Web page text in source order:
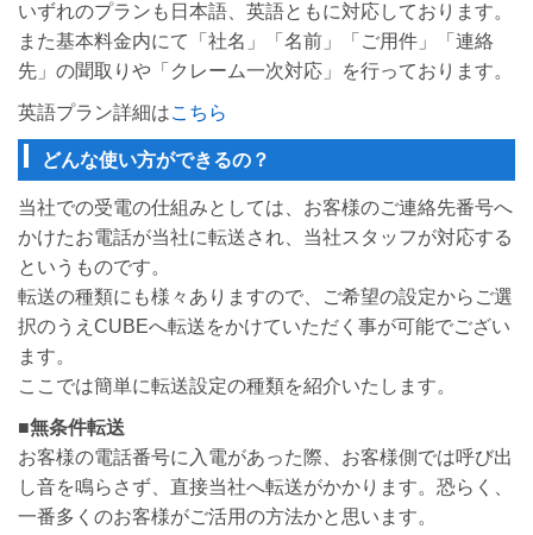
いずれのプランも日本語、英語ともに対応しております。
また基本料金内にて「社名」「名前」「ご用件」「連絡
先」の聞取りや「クレーム一次対応」を行っております。
英語プラン詳細はこちら
どんな使い方ができるの？
当社での受電の仕組みとしては、お客様のご連絡先番号へ
かけたお電話が当社に転送され、当社スタッフが対応する
というものです。
転送の種類にも様々ありますので、ご希望の設定からご選
択のうえCUBEへ転送をかけていただく事が可能でござい
ます。
ここでは簡単に転送設定の種類を紹介いたします。
■無条件転送
お客様の電話番号に入電があった際、お客様側では呼び出
し音を鳴らさず、直接当社へ転送がかかります。恐らく、
一番多くのお客様がご活用の方法かと思います。